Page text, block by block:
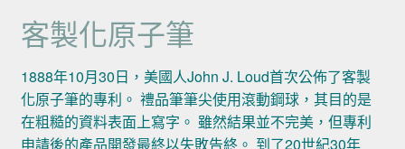
客製化原子筆
1888年10月30日，美國人John J. Loud首次公佈了客製
化原子筆的專利。 禮品筆筆尖使用滾動鋼球，其目的是
在粗糙的資料表面上寫字。 雖然結果並不完美，但專利
申請後的產品開發最終以失敗告終。 到了20世紀30年